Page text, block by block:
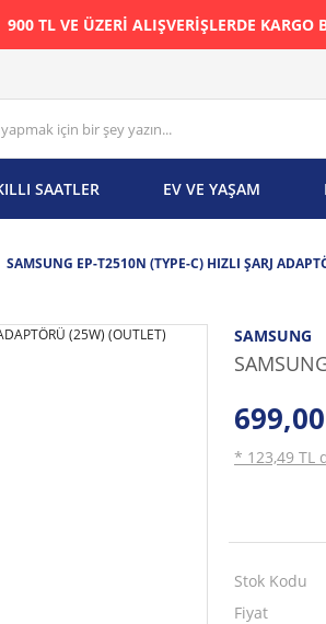
900 TL VE ÜZERİ ALIŞVERİŞLERDE KARGO
SAATLER EV VE YAŞAM
SAMSUNG EP-T2510N (TYPE-C) HIZLI ŞARJ
SAMSUNG
* 123,49 TL
Stok Kodu
Fiyat